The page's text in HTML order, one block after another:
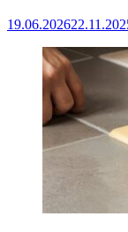
19.06.2026